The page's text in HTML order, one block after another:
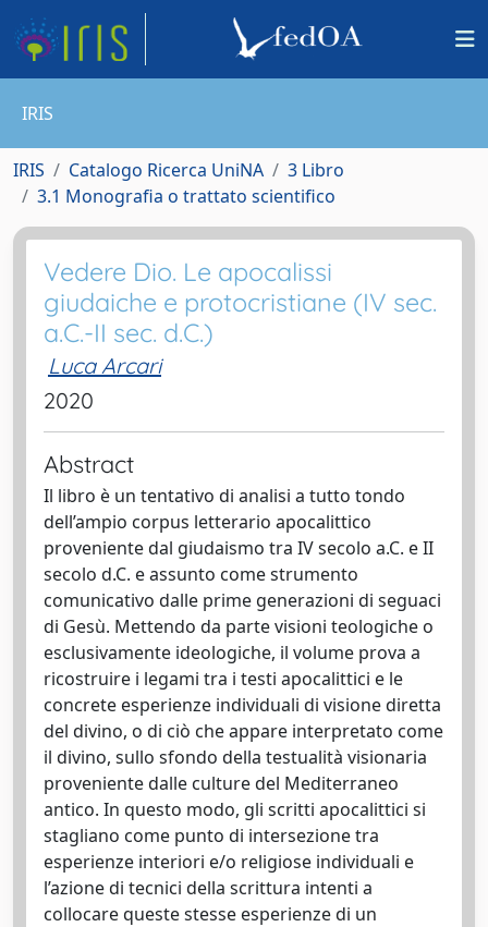
IRIS
IRIS Catalogo Ricerca UniNA
3 Libro
3.1 Monografia o trattato scientifico
Vedere Dio. Le apocalissi
giudaiche e protocristiane (IV sec.
a.C.-II sec. d.C.)
Luca Arcari
2020
Abstract
Il libro è un tentativo di analisi a tutto tondo
dell’ampio corpus letterario apocalittico
proveniente dal giudaismo tra IV secolo a.C. e II
secolo d.C. e assunto come strumento
comunicativo dalle prime generazioni di seguaci
di Gesù. Mettendo da parte visioni teologiche o
esclusivamente ideologiche, il volume prova a
ricostruire i legami tra i testi apocalittici e le
concrete esperienze individuali di visione diretta
del divino, o di ciò che appare interpretato come
il divino, sullo sfondo della testualità visionaria
proveniente dalle culture del Mediterraneo
antico. In questo modo, gli scritti apocalittici si
stagliano come punto di intersezione tra
esperienze interiori e/o religiose individuali e
l’azione di tecnici della scrittura intenti a
collocare queste stesse esperienze di un